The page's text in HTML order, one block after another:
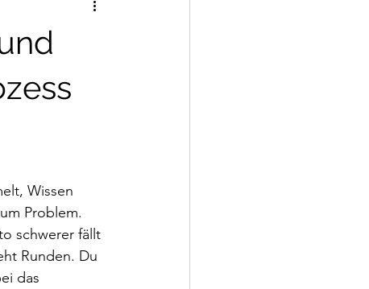
Wissen
Problem.
schwerer fällt
Runden. Du
das